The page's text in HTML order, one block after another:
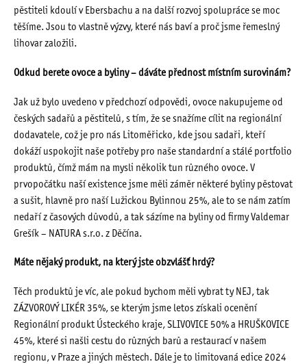
pěstiteli kdoulí v Ebersbachu a na další rozvoj spolupráce se moc
těšíme. Jsou to vlastně výzvy, které nás baví a proč jsme řemeslný
lihovar založili.
Odkud berete ovoce a byliny – dáváte přednost místním surovinám?
Jak už bylo uvedeno v předchozí odpovědi, ovoce nakupujeme od
českých sadařů a pěstitelů, s tím, že se snažíme cílit na regionální
dodavatele, což je pro nás Litoměřicko, kde jsou sadaři, kteří
dokáží uspokojit naše potřeby pro naše standardní a stálé portfolio
produktů, čímž mám na mysli několik tun různého ovoce. V
prvopočátku naší existence jsme měli záměr některé byliny pěstovat
a sušit, hlavně pro naší Lužickou Bylinnou 25%, ale to se nám zatím
nedaří z časových důvodů, a tak sázíme na byliny od firmy Valdemar
Grešík – NATURA s.r.o. z Děčína.
Máte nějaký produkt, na který jste obzvlášť hrdý?
Těch produktů je víc, ale pokud bychom měli vybrat ty NEJ, tak
ZÁZVOROVÝ LIKÉR 35%, se kterým jsme letos získali ocenění
Regionální produkt Ústeckého kraje, SLIVOVICE 50% a HRUŠKOVICE
45%, které si našli cestu do různých barů a restaurací v našem
regionu, v Praze a jiných městech. Dále je to limitovaná edice 2024